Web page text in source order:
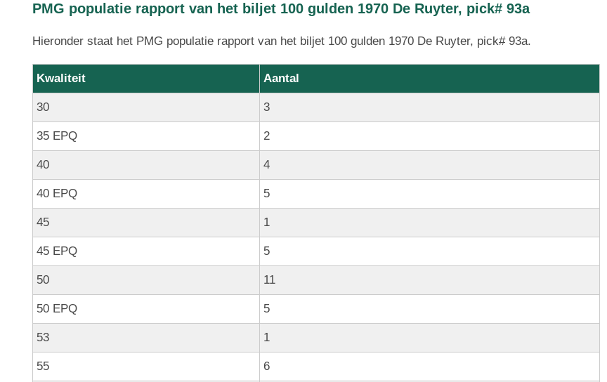
PMG populatie rapport van het biljet 100 gulden 1970 De Ruyter, pick# 93a
Hieronder staat het PMG populatie rapport van het biljet 100 gulden 1970 De Ruyter, pick# 93a.
Kwaliteit Aantal
30 3
35 EPQ 2
40 4
40 EPQ 5
45 1
45 EPQ 5
50 11
50 EPQ 5
53 1
55 6